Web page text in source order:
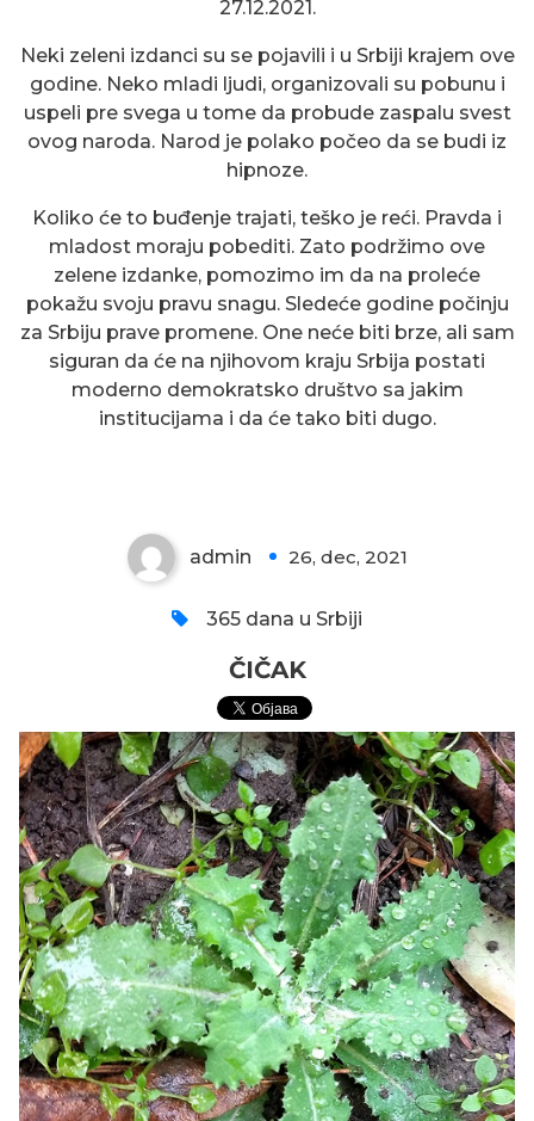
27.12.2021.
Neki zeleni izdanci su se pojavili i u Srbiji krajem ove
godine. Neko mladi ljudi, organizovali su pobunu i
uspeli pre svega u tome da probude zaspalu svest
ovog naroda. Narod je polako počeo da se budi iz
hipnoze.
Koliko će to buđenje trajati, teško je reći. Pravda i
mladost moraju pobediti. Zato podržimo ove
zelene izdanke, pomozimo im da na proleće
pokažu svoju pravu snagu. Sledeće godine počinju
za Srbiju prave promene. One neće biti brze, ali sam
siguran da će na njihovom kraju Srbija postati
moderno demokratsko društvo sa jakim
institucijama i da će tako biti dugo.
admin 26, dec, 2021
365 dana u Srbiji
ČIČAK